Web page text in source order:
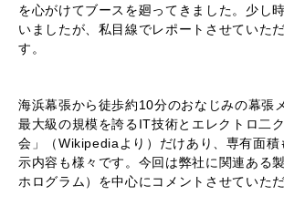
を心がけてブースを廻ってきました。少し
いましたが、私目線でレポートさせていた
す。
海浜幕張から徒歩約10分のおなじみの幕張
最大級の規模を誇るIT技術とエレクトロ二
会」（Wikipediaより）だけあり、専有面積
示内容も様々です。今回は弊社に関連ある
ホログラム）を中心にコメントさせていただ